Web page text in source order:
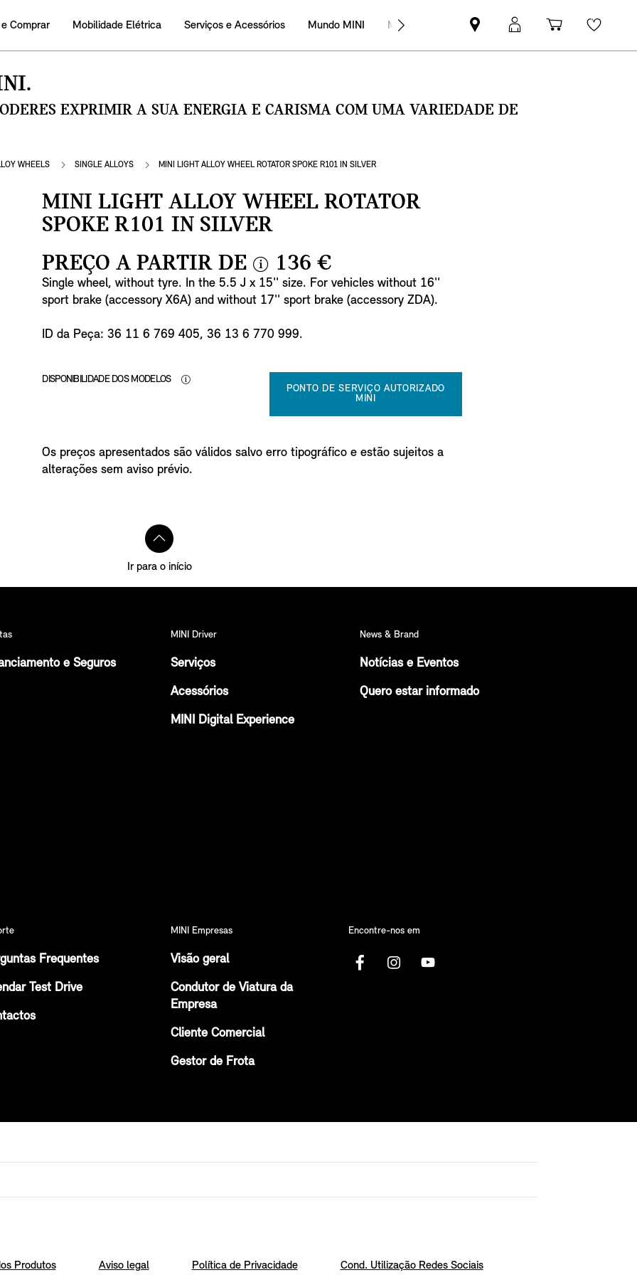
Comprar Mobilidade Elétrica Serviços e Acessórios Mundo MINI MINI Empresas
Pesquisar
parceiro
Iniciar
sessão
Carrinho
de
EXPRIMIR A SUA ENERGIA E CARISMA COM UMA VARIEDADE DE
WHEELS SINGLE ALLOYS MINI LIGHT ALLOY WHEEL ROTATOR SPOKE R101 IN SILVER
MINI LIGHT ALLOY WHEEL ROTATOR
SPOKE R101 IN SILVER
PREÇO A PARTIR DE
i
n
o
136 €
Single wheel, without tyre. In the 5.5 J x 15'' size. For vehicles without 16''
sport brake (accessory X6A) and without 17'' sport brake (accessory ZDA).
ID da Peça: 36 11 6 769 405, 36 13 6 770 999.
DISPONIBILIDADE DOS MODELOS
PONTO DE SERVIÇO AUTORIZADO
MINI
Os preços apresentados são válidos salvo erro tipográfico e estão sujeitos a
alterações sem aviso prévio.
Ir para o início
e Seguros
MINI Driver
Serviços
Acessórios
MINI Digital Experience
News & Brand
Notícias e Eventos
Quero estar informado
Frequentes
Test Drive
MINI Empresas
Visão geral
Condutor de Viatura da
Empresa
Cliente Comercial
Gestor de Frota
Encontre-nos em
Produtos Aviso legal Política de Privacidade Cond. Utilização Redes Sociais